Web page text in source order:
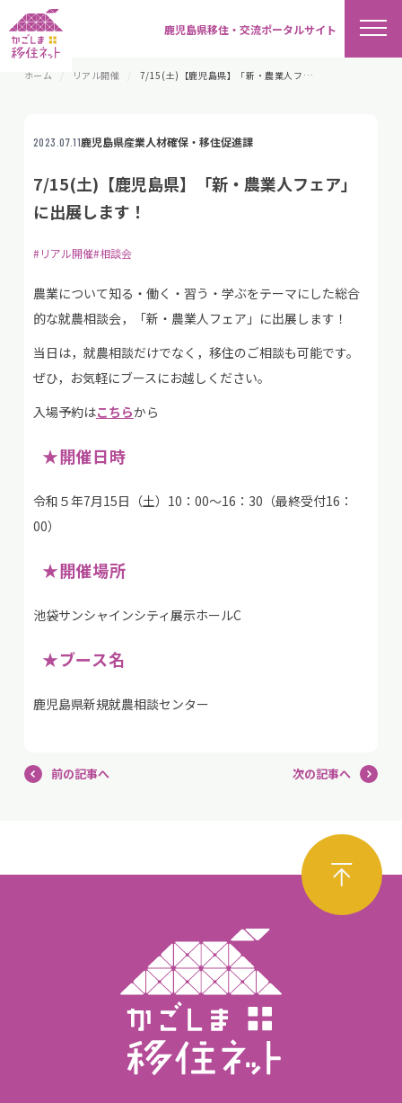
鹿児島県移住・交流ポータルサイト
ホーム リアル開催 7/15(土)【鹿児島県】「新・農業人フェア」に出展します！
2023.07.11鹿児島県産業人材確保・移住促進課
7/15(土)【鹿児島県】「新・農業人フェア」
に出展します！
#リアル開催#相談会
農業について知る・働く・習う・学ぶをテーマにした総合
的な就農相談会，「新・農業人フェア」に出展します！
当日は，就農相談だけでなく，移住のご相談も可能です。
ぜひ，お気軽にブースにお越しください。
入場予約はこちらから
★開催日時
令和５年7月15日（土）10：00～16：30（最終受付16：
00）
★開催場所
池袋サンシャインシティ展示ホールC
★ブース名
鹿児島県新規就農相談センター
前の記事へ 次の記事へ